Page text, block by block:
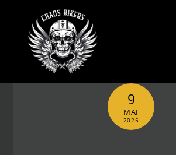
content
9
MAI
2025